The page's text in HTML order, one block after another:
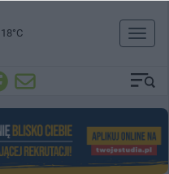
18°C
Toggle